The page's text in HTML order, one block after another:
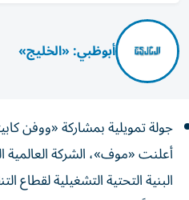
أبوظبي: «الخليج»
جولة تمويلية بمشاركة «ووفن
أعلنت «موف»، الشركة
البنية التحتية التشغيلية لقطاع